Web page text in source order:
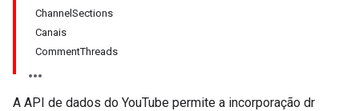
ChannelSections
Canais
CommentThreads
A API de dados do YouTube permite a incorporação dr